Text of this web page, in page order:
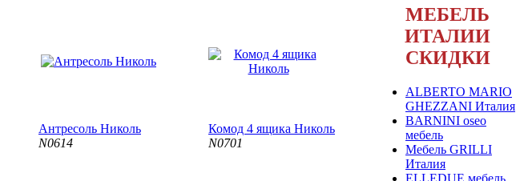
Антресоль Николь
N0614
Комод 4 ящика Николь
N0701
МЕБЕЛЬ
ИТАЛИИ
СКИДКИ
ALBERTO MARIO
GHEZZANI Италия
BARNINI oseo
мебель
Мебель GRILLI
Италия
ELLEDUE мебель